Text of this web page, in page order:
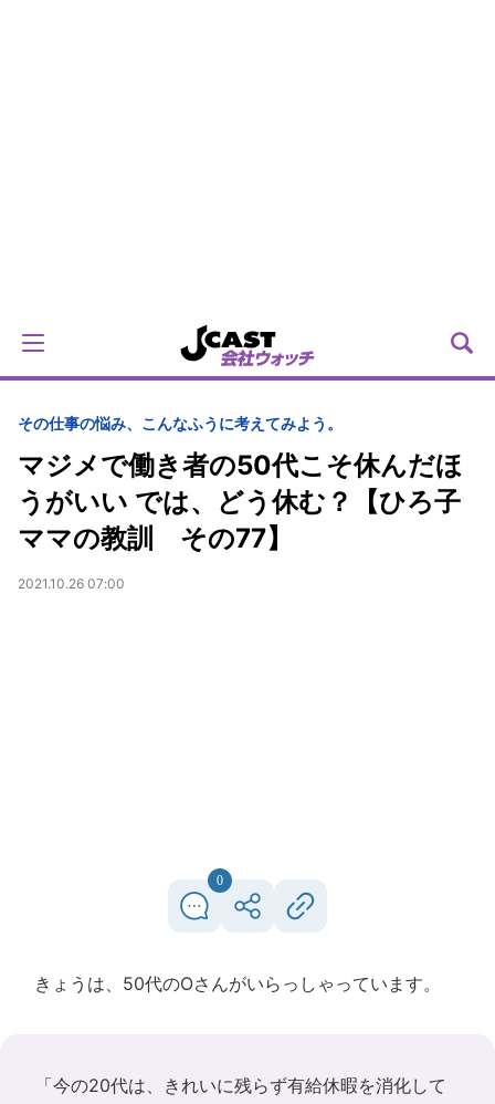
その仕事の悩み、こんなふうに考えてみよう。
マジメで働き者の50代こそ休んだほ
うがいい では、どう休む？【ひろ子
ママの教訓 その77】
2021.10.26 07:00
0
きょうは、50代のOさんがいらっしゃっています。
「今の20代は、きれいに残らず有給休暇を消化して